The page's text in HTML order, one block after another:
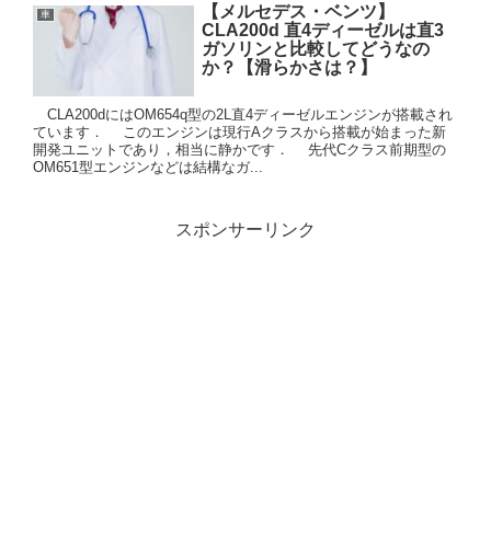
車
【メルセデス・ベンツ】
CLA200d 直4ディーゼルは直3
ガソリンと比較してどうなの
か？【滑らかさは？】
CLA200dにはOM654q型の2L直4ディーゼルエンジンが搭載され
ています． このエンジンは現行Aクラスから搭載が始まった新
開発ユニットであり，相当に静かです． 先代Cクラス前期型の
OM651型エンジンなどは結構なガ...
スポンサーリンク